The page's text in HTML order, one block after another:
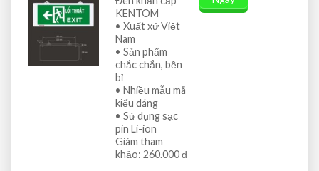
KENTOM
• Xuất xứ Việt
Nam
• Sản phẩm
chắc chắn, bền
bỉ
• Nhiều mẫu mã
kiểu dáng
• Sử dụng sạc
pin Li-ion
Giám tham
khảo: 260.000 đ